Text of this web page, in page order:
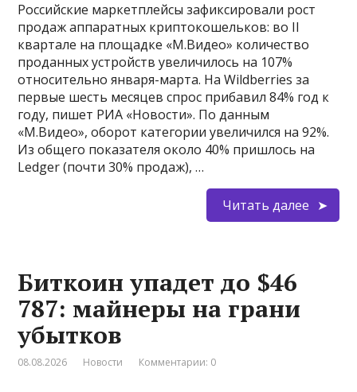
Российские маркетплейсы зафиксировали рост
продаж аппаратных криптокошельков: во II
квартале на площадке «М.Видео» количество
проданных устройств увеличилось на 107%
относительно января-марта. На Wildberries за
первые шесть месяцев спрос прибавил 84% год к
году, пишет РИА «Новости». По данным
«М.Видео», оборот категории увеличился на 92%.
Из общего показателя около 40% пришлось на
Ledger (почти 30% продаж), …
Читать далее
Биткоин упадет до $46
787: майнеры на грани
убытков
08.08.2026 Новости Комментарии: 0